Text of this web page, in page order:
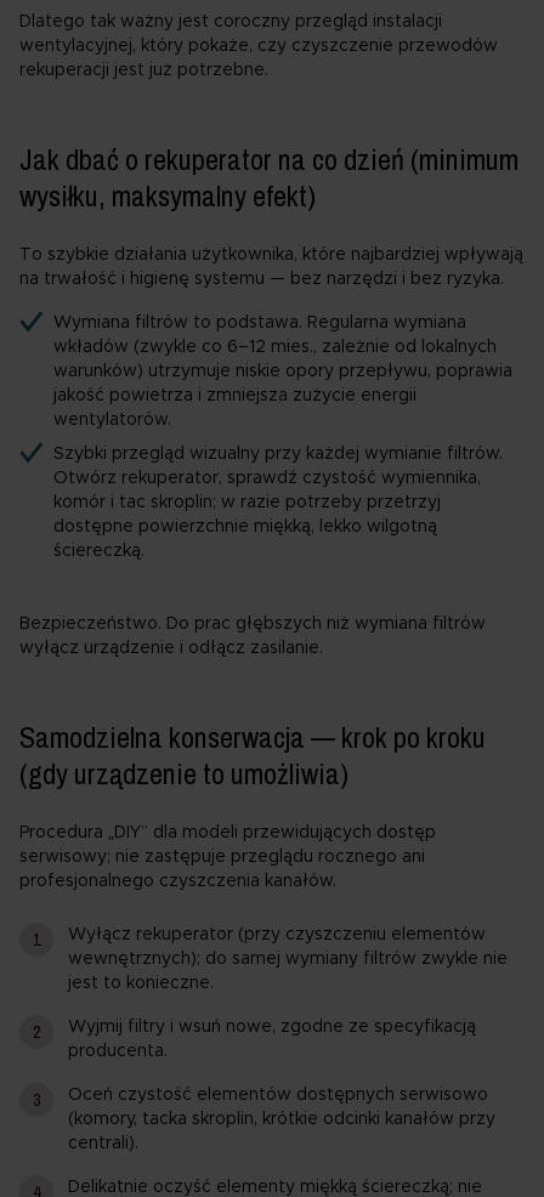
Dlatego tak ważny jest coroczny przegląd instalacji
wentylacyjnej, który pokaże, czy czyszczenie przewodów
rekuperacji jest już potrzebne.
Jak dbać o rekuperator na co dzień (minimum
wysiłku, maksymalny efekt)
To szybkie działania użytkownika, które najbardziej wpływają
na trwałość i higienę systemu — bez narzędzi i bez ryzyka.
Wymiana filtrów to podstawa. Regularna wymiana
wkładów (zwykle co 6–12 mies., zależnie od lokalnych
warunków) utrzymuje niskie opory przepływu, poprawia
jakość powietrza i zmniejsza zużycie energii
wentylatorów.
Szybki przegląd wizualny przy każdej wymianie filtrów.
Otwórz rekuperator, sprawdź czystość wymiennika,
komór i tac skroplin; w razie potrzeby przetrzyj
dostępne powierzchnie miękką, lekko wilgotną
ściereczką.
Bezpieczeństwo. Do prac głębszych niż wymiana filtrów
wyłącz urządzenie i odłącz zasilanie.
Samodzielna konserwacja — krok po kroku
(gdy urządzenie to umożliwia)
Procedura „DIY” dla modeli przewidujących dostęp
serwisowy; nie zastępuje przeglądu rocznego ani
profesjonalnego czyszczenia kanałów.
Wyłącz rekuperator (przy czyszczeniu elementów
wewnętrznych); do samej wymiany filtrów zwykle nie
jest to konieczne.
Wyjmij filtry i wsuń nowe, zgodne ze specyfikacją
producenta.
Oceń czystość elementów dostępnych serwisowo
(komory, tacka skroplin, krótkie odcinki kanałów przy
centrali).
Delikatnie oczyść elementy miękką ściereczką; nie